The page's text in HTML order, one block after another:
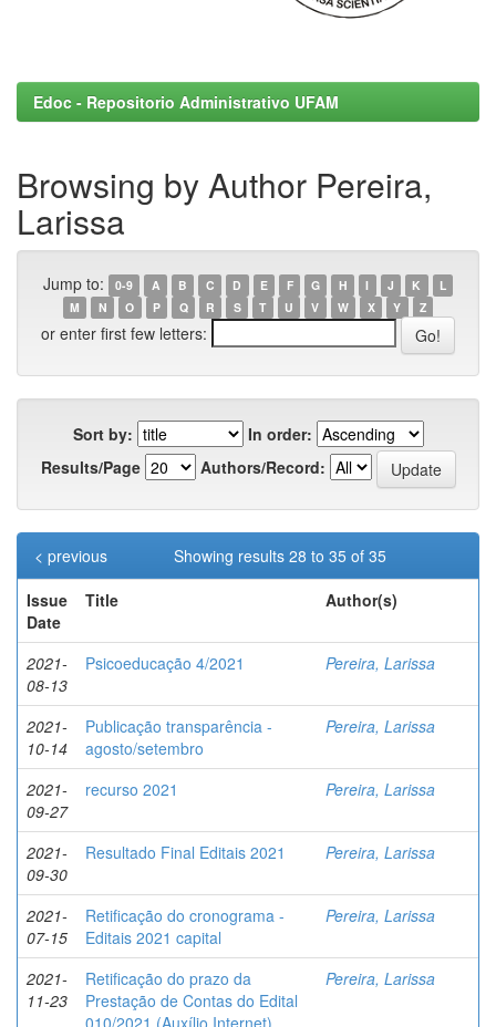
Edoc - Repositorio Administrativo UFAM
Browsing by Author Pereira,
Larissa
Jump to: 0-9 A B C D E F G H I J K
L
M
N O P Q R S T U V W X Y Z
or enter first few letters:
Sort by:
In order:
Results/Page
Authors/Record:
Showing results 28 to 35 of 35
< previous
Issue
Date
Title Author(s)
2021-
08-13
Psicoeducação 4/2021 Pereira, Larissa
2021-
10-14
Publicação transparência -
agosto/setembro
Pereira, Larissa
2021-
09-27
recurso 2021 Pereira, Larissa
2021-
09-30
Resultado Final Editais 2021 Pereira, Larissa
2021-
07-15
Retificação do cronograma -
Editais 2021 capital
Pereira, Larissa
2021-
11-23
Retificação do prazo da
Prestação de Contas do Edital
010/2021 (Auxílio Internet)
Pereira, Larissa